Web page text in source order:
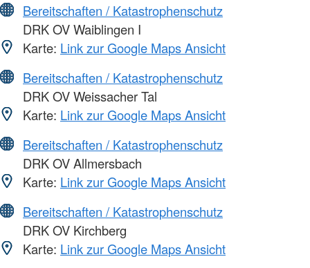
Bereitschaften / Katastrophenschutz
DRK OV Waiblingen I
Karte: Link zur Google Maps Ansicht
Bereitschaften / Katastrophenschutz
DRK OV Weissacher Tal
Karte: Link zur Google Maps Ansicht
Bereitschaften / Katastrophenschutz
DRK OV Allmersbach
Karte: Link zur Google Maps Ansicht
Bereitschaften / Katastrophenschutz
DRK OV Kirchberg
Karte: Link zur Google Maps Ansicht